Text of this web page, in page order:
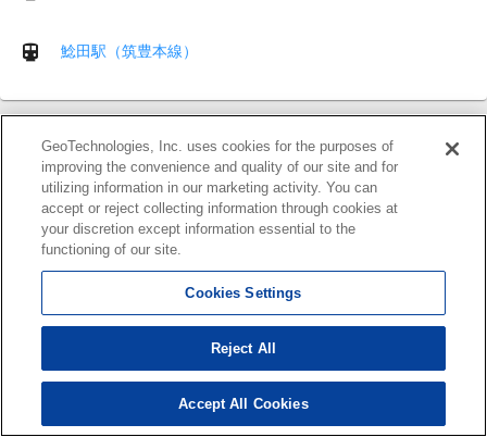
鯰田駅（筑豊本線）
住所確認サービス
住所表記をクレンジングできるクラウドサービス
運営会社
利用規約
GeoTechnologies, Inc. uses cookies for the purposes of
improving the convenience and quality of our site and for
utilizing information in our marketing activity. You can
accept or reject collecting information through cookies at
your discretion except information essential to the
functioning of our site.
Cookies Settings
Reject All
Accept All Cookies